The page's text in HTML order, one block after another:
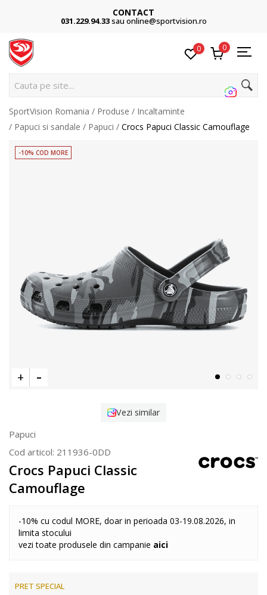
CONTACT
031.229.94.33sau online@sportvision.ro
0 0
Ca
SportVision Romania Produse
Incaltaminte
Papuci si sandale
Papuci Crocs Papuci Classic Camouflage
-10% COD MORE
Vezi similar
Papuci
Cod articol: 211936-0DD
Crocs Papuci Classic
Camouflage
-10% cu codul MORE, doar in perioada 03-19.08.2026, in
limita stocului
vezi toate produsele din campanie aici
PRET SPECIAL